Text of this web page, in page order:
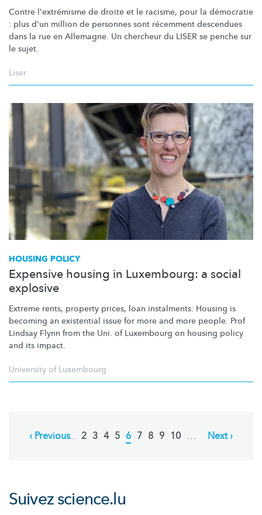
Contre l'extrémisme de droite et le racisme, pour la démocratie
: plus d'un million de personnes sont récemment descendues
dans la rue en Allemagne. Un chercheur du LISER se penche sur
le sujet.
Liser
HOUSING POLICY
Expensive housing in Luxembourg: a social
explosive
Extreme rents, property prices, loan instalments: Housing is
becoming an existential issue for more and more people. Prof
Lindsay Flynn from the Uni. of Luxembourg on housing policy
and its impact.
University of Luxembourg
Previous
‹ Previous… Page
2 Page
3 Page
4 Page
5 Current
6 Page
7 Page
8 Page
9 Page
10 …
Next
Next ›
Suivezscience.lu